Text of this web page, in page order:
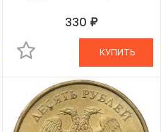
330 руб.В КОРЗИНЕ
КУПИТЬ